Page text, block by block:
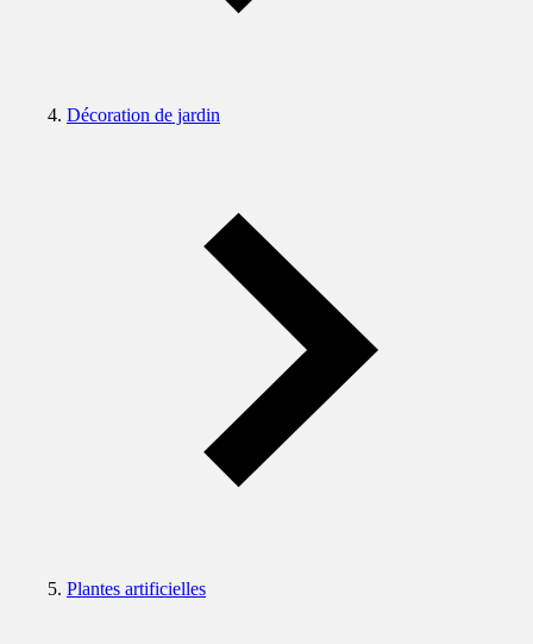
Décoration de jardin
Plantes artificielles